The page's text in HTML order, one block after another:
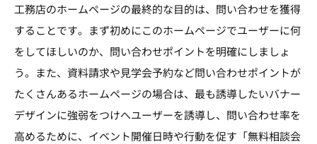
工務店のホームページの最終的な目的は、問い合わせを獲得
することです。まず初めにこのホームページでユーザーに何
をしてほしいのか、問い合わせポイントを明確にしましょ
う。また、資料請求や見学会予約など問い合わせポイントが
たくさんあるホームページの場合は、最も誘導したいバナー
デザインに強弱をつけへユーザーを誘導し、問い合わせ率を
高めるために、イベント開催日時や行動を促す「無料相談会